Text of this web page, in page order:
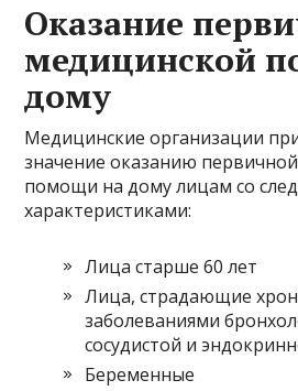
Оказание
медицинской
дому
Медицинские организации
значение оказанию
помощи на дому лицам со
характеристиками:
Лица старше 60 лет
Лица, страдающие
заболеваниями
сосудистой и
Беременные